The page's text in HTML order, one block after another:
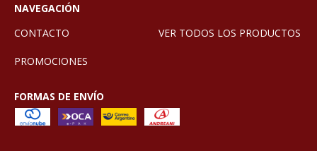
NAVEGACIÓN
CONTACTO
VER TODOS LOS PRODUCTOS
PROMOCIONES
FORMAS DE ENVÍO